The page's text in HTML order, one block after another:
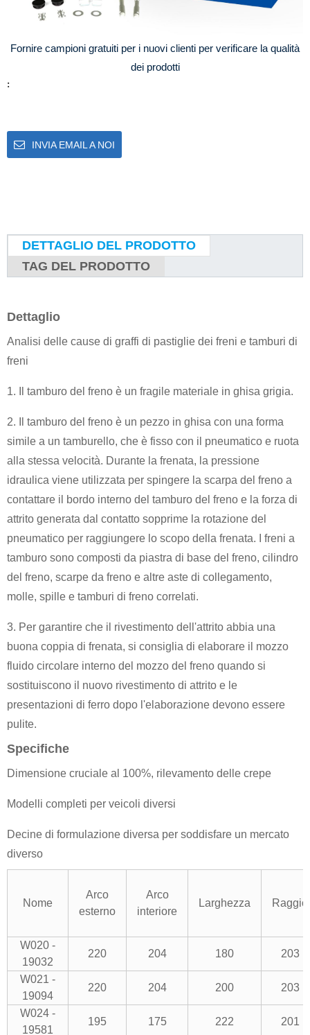
Fornire campioni gratuiti per i nuovi clienti per verificare la qualità
dei prodotti
:
INVIA EMAIL A NOI
DETTAGLIO DEL PRODOTTO
TAG DEL PRODOTTO
Dettaglio
Analisi delle cause di graffi di pastiglie dei freni e tamburi di
freni
1. Il tamburo del freno è un fragile materiale in ghisa grigia.
2. Il tamburo del freno è un pezzo in ghisa con una forma
simile a un tamburello, che è fisso con il pneumatico e ruota
alla stessa velocità. Durante la frenata, la pressione
idraulica viene utilizzata per spingere la scarpa del freno a
contattare il bordo interno del tamburo del freno e la forza di
attrito generata dal contatto sopprime la rotazione del
pneumatico per raggiungere lo scopo della frenata. I freni a
tamburo sono composti da piastra di base del freno, cilindro
del freno, scarpe da freno e altre aste di collegamento,
molle, spille e tamburi di freno correlati.
3. Per garantire che il rivestimento dell'attrito abbia una
buona coppia di frenata, si consiglia di elaborare il mozzo
fluido circolare interno del mozzo del freno quando si
sostituiscono il nuovo rivestimento di attrito e le
presentazioni di ferro dopo l'elaborazione devono essere
pulite.
Specifiche
Dimensione cruciale al 100%, rilevamento delle crepe
Modelli completi per veicoli diversi
Decine di formulazione diversa per soddisfare un mercato
diverso
Nome
Arco
esterno
Arco
interiore
Larghezza Raggio
W020 -
19032
220 204 180 203
W021 -
19094
220 204 200 203
W024 -
19581
195 175 222 201